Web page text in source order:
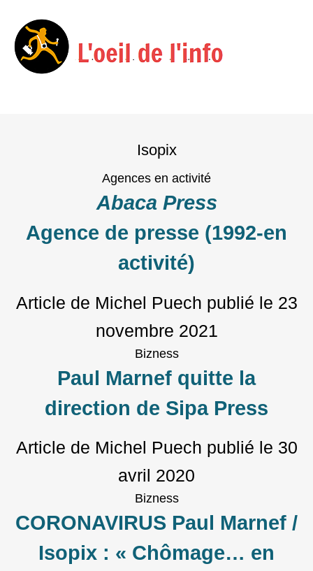
Isopix
Agences en activité
Abaca Press
Agence de presse (1992-en
activité)
Article de Michel Puech publié le 23
novembre 2021
Bizness
Paul Marnef quitte la
direction de Sipa Press
Article de Michel Puech publié le 30
avril 2020
Bizness
CORONAVIRUS Paul Marnef /
Isopix : « Chômage… en